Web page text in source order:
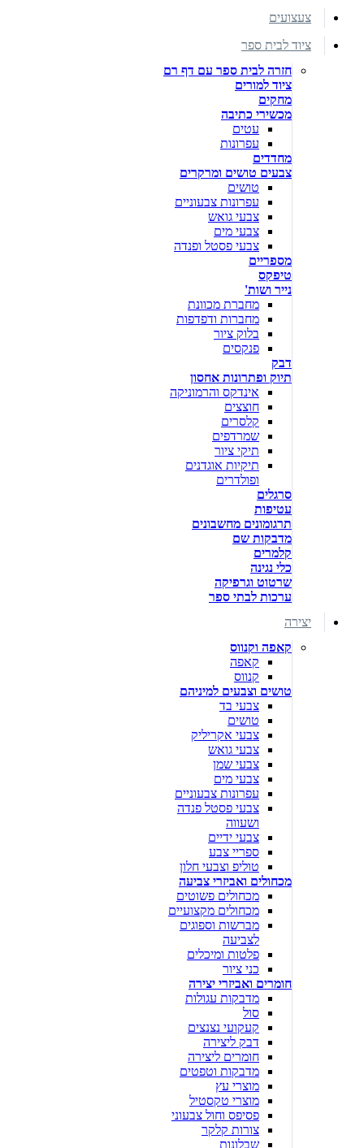
צעצועים
ציוד לבית ספר
חזרה לבית ספר עם דף רם
ציוד למורים
מחקים
מכשירי כתיבה
עטים
עפרונות
מחדדים
צבעים טושים ומרקרים
טושים
עפרונות צבעוניים
צבעי גואש
צבעי מים
צבעי פסטל ופנדה
מספריים
טיפקס
נייר ושות'
מחברת מכוונת
מחברות ודפדפות
בלוק ציור
פנקסים
דבק
תיוק ופתרונות אחסון
אינדקס והרמוניקה
חוצצים
קלסרים
שמרדפים
תיקי ציור
תיקיות אוגדנים
ופולדרים
סרגלים
עטיפות
תרגומונים מחשבונים
מדבקות שם
קלמרים
כלי נגינה
שרטוט וגרפיקה
ערכות לבתי ספר
יצירה
קאפה וקנווס
קאפה
קנווס
טושים וצבעים למיניהם
צבעי בד
טושים
צבעי אקריליק
צבעי גואש
צבעי שמן
צבעי מים
עפרונות צבעוניים
צבעי פסטל פנדה
ושעווה
צבעי ידיים
ספריי צבע
טוליפ וצבעי חלון
מכחולים ואביזרי צביעה
מכחולים פשוטים
מכחולים מקצועיים
מברשות וספוגים
לצביעה
פלטות ומיכלים
כני ציור
חומרים ואביזרי יצירה
מדבקות עגולות
סול
קעקועי נצנצים
דבק ליצירה
חומרים ליצירה
מדבקות וטפטים
מוצרי עץ
מוצרי טקסטיל
פסיפס וחול צבעוני
צורות קלקר
שבלונות